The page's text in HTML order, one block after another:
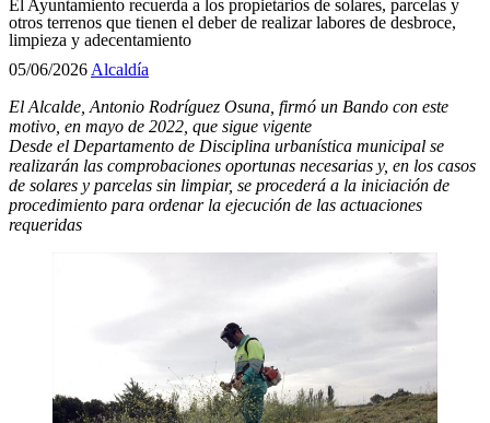
El Ayuntamiento recuerda a los propietarios de solares, parcelas y
otros terrenos que tienen el deber de realizar labores de desbroce,
limpieza y adecentamiento
05/06/2026Alcaldía
El Alcalde, Antonio Rodríguez Osuna, firmó un Bando con este
motivo, en mayo de 2022, que sigue vigente
Desde el Departamento de Disciplina urbanística municipal se
realizarán las comprobaciones oportunas necesarias y, en los casos
de solares y parcelas sin limpiar, se procederá a la iniciación de
procedimiento para ordenar la ejecución de las actuaciones
requeridas